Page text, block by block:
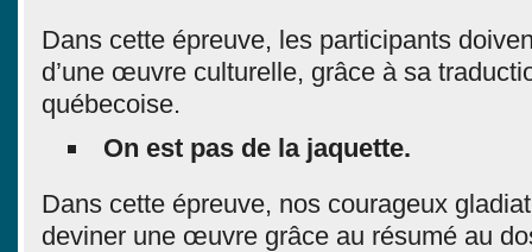
Dans cette épreuve, les participants
d’une œuvre culturelle, grâce à sa
québecoise.
On est pas de la jaquette.
Dans cette épreuve, nos courageux
deviner une œuvre grâce au résumé au